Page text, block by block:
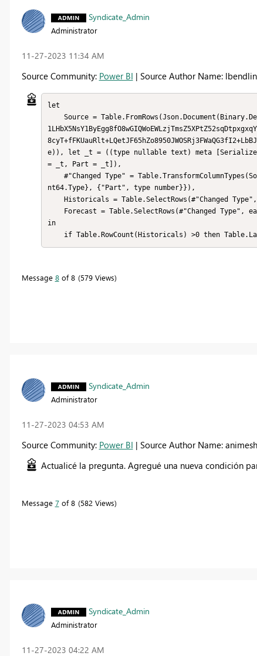
Syndicate_Admin
Administrator
‎11-27-2023 11:34 AM
Source Community: Power BI | Source Author Name: lbendlin
let
e)), let _t = ((type nullable text) meta
= _t, Part = _t]),
nt64.Type}, {"Part", type number}}),
in
if Table.RowCount(Historicals) >0 then
Message 8of 8 579 Views
Syndicate_Admin
Administrator
‎11-27-2023 04:53 AM
Source Community: Power BI | Source Author Name:
Actualicé la pregunta. Agregué una nueva condición
Message 7of 8 582 Views
Syndicate_Admin
Administrator
‎11-27-2023 04:22 AM